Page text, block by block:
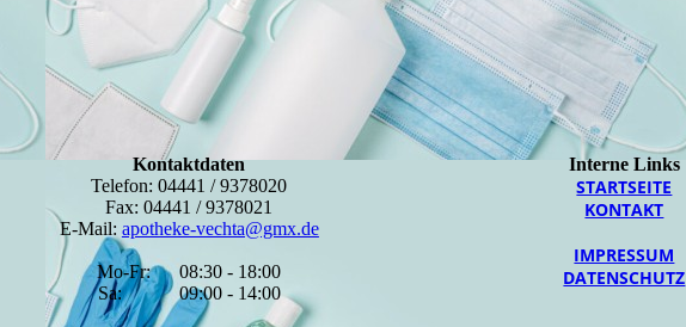
Kontaktdaten
Telefon: 04441 / 9378020
Fax: 04441 / 9378021
E-Mail: apotheke-vechta@gmx.de
Mo-Fr: 08:30 - 18:00
Sa: 09:00 - 14:00
Interne Links
STARTSEITE
KONTAKT
IMPRESSUM
DATENSCHUTZ